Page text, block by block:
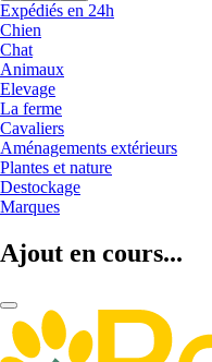
Expédiés en 24h
Chien
Chat
Animaux
Elevage
La ferme
Cavaliers
Aménagements extérieurs
Plantes et nature
Destockage
Marques
Ajout en cours...